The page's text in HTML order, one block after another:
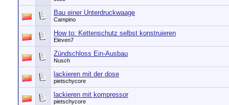
Bau einer Unterdruckwaage
Campino
How to: Kettenschutz selbst konstruieren
Eleven7
Zündschloss Ein-Ausbau
Nusch
lackieren mit der dose
pietschycore
lackieren mit kompressor
pietschycore